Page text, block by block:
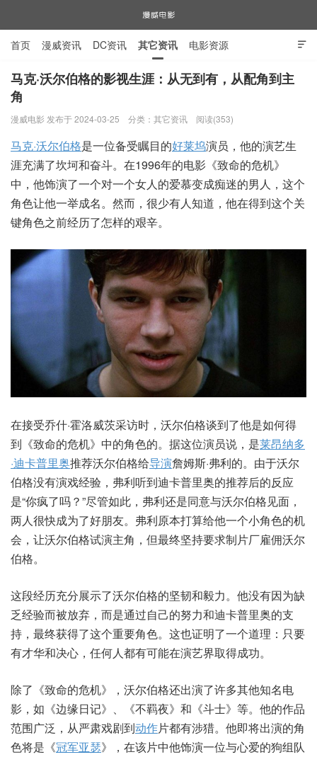
漫威电影

首页 漫威资讯 DC资讯 其它资讯 电影资源
电视剧资源 漫威图片
马克·沃尔伯格的影视生涯：从无到有，从配角到主
角
漫威电影 发布于 2024-03-25 分类： 其它资讯 阅读(353)
马克·沃尔伯格是一位备受瞩目的好莱坞演员，他的演艺生
涯充满了坎坷和奋斗。在1996年的电影《致命的危机》
中，他饰演了一个对一个女人的爱慕变成痴迷的男人，这个
角色让他一举成名。然而，很少有人知道，他在得到这个关
键角色之前经历了怎样的艰辛。
在接受乔什·霍洛威茨采访时，沃尔伯格谈到了他是如何得
到《致命的危机》中的角色的。据这位演员说，是莱昂纳多
·迪卡普里奥推荐沃尔伯格给导演詹姆斯·弗利的。由于沃尔
伯格没有演戏经验，弗利听到迪卡普里奥的推荐后的反应
是“你疯了吗？”尽管如此，弗利还是同意与沃尔伯格见面，
两人很快成为了好朋友。弗利原本打算给他一个小角色的机
会，让沃尔伯格试演主角，但最终坚持要求制片厂雇佣沃尔
伯格。
这段经历充分展示了沃尔伯格的坚韧和毅力。他没有因为缺
乏经验而被放弃，而是通过自己的努力和迪卡普里奥的支
持，最终获得了这个重要角色。这也证明了一个道理：只要
有才华和决心，任何人都有可能在演艺界取得成功。
除了《致命的危机》，沃尔伯格还出演了许多其他知名电
影，如《边缘日记》、《不羁夜》和《斗士》等。他的作品
范围广泛，从严肃戏剧到动作片都有涉猎。他即将出演的角
色将是《冠军亚瑟》，在该片中他饰演一位与心爱的狗组队